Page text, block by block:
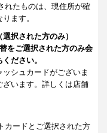
れたものは、現住所が確
ます。
択された方のみ）
をご選択された方のみ会
ださい。
シュカードがございま
います。詳しくは店舗
カードとご選択された方